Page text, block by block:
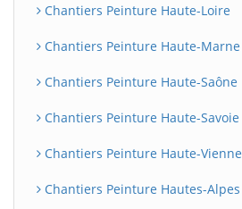
Chantiers Peinture Haute-Loire
Chantiers Peinture Haute-Marne
Chantiers Peinture Haute-Saône
Chantiers Peinture Haute-Savoie
Chantiers Peinture Haute-Vienne
Chantiers Peinture Hautes-Alpes